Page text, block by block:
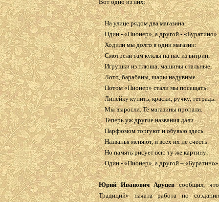
Вот одно из них:
На улице рядом два магазина:
Один - «Пионер», а другой - «Буратино».
Ходили мы долго в один магазин:
Смотрели там куклы на нас из витрин,
Игрушки из плюша, машины стальные,
Лото, барабаны, шары надувные.
Потом «Пионер» стали мы посещать:
Линейку купить, краски, ручку, тетрадь.
Мы выросли. Те магазины пропали.
Теперь уж другие названия дали.
Парфюмом торгуют и обувью здесь.
Названья меняют, и всех их не счесть.
Но память рисует всю ту же картину:
Один - «Пионер», а другой –
Юрий Иванович Аруцевсообщил, что
Традиций» начата работа по